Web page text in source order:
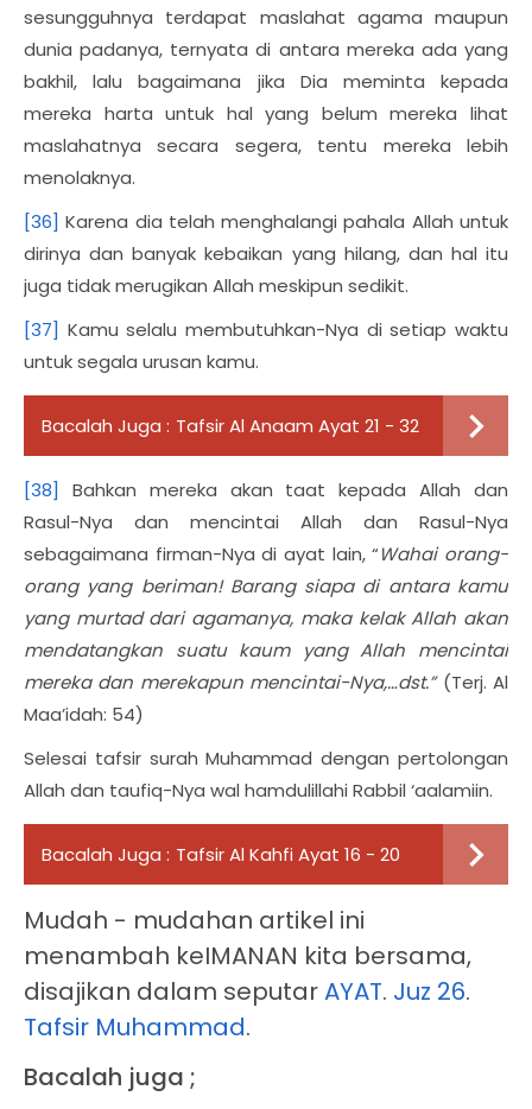
sesungguhnya terdapat maslahat agama maupun
dunia padanya, ternyata di antara mereka ada yang
bakhil, lalu bagaimana jika Dia meminta kepada
mereka harta untuk hal yang belum mereka lihat
maslahatnya secara segera, tentu mereka lebih
menolaknya.
[36] Karena dia telah menghalangi pahala Allah untuk
dirinya dan banyak kebaikan yang hilang, dan hal itu
juga tidak merugikan Allah meskipun sedikit.
[37] Kamu selalu membutuhkan-Nya di setiap waktu
untuk segala urusan kamu.
Bacalah Juga : Tafsir Al Anaam Ayat 21 - 32
[38]
Bahkan mereka akan taat kepada Allah dan
Rasul-Nya dan mencintai Allah dan Rasul-Nya
sebagaimana firman-Nya di ayat lain, “Wahai orang-
orang yang beriman! Barang siapa di antara kamu
yang murtad dari agamanya, maka kelak Allah akan
mendatangkan suatu kaum yang Allah mencintai
mereka dan merekapun mencintai-Nya,…dst.”(Terj. Al
Maa’idah: 54)
Selesai tafsir surah Muhammad dengan pertolongan
Allah dan taufiq-Nya wal hamdulillahi Rabbil ‘aalamiin.
Bacalah Juga : Tafsir Al Kahfi Ayat 16 - 20
Mudah - mudahan artikel ini
menambah keIMANAN kita bersama,
disajikan dalam seputarAYAT. Juz 26.
Tafsir Muhammad.
Bacalah juga ;